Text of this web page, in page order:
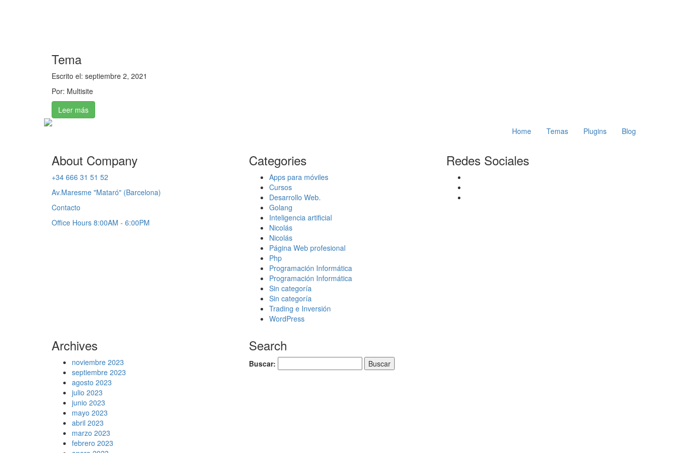
Tema
Escrito el: septiembre 2, 2021
Por: Multisite
Leer más
Home Temas Plugins Blog
About Company
+34 666 31 51 52
Av.Maresme "Mataró" (Barcelona)
Contacto
Office Hours 8:00AM - 6:00PM
Categories
Apps para móviles
Cursos
Desarrollo Web.
Golang
Inteligencia artificial
Nicolás
Nicolás
Página Web profesional
Php
Programación Informática
Programación Informática
Sin categoría
Sin categoría
Trading e Inversión
WordPress
Archives
noviembre 2023
septiembre 2023
agosto 2023
julio 2023
junio 2023
mayo 2023
abril 2023
marzo 2023
febrero 2023
Search
Buscar:
Redes Sociales